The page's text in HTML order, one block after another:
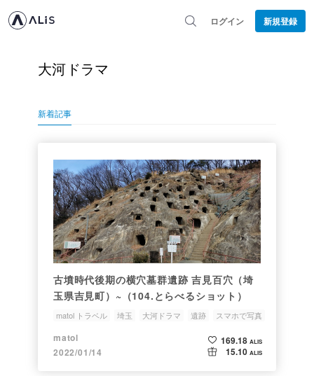
ログイン 新規登録
大河ドラマ
新着記事
古墳時代後期の横穴墓群遺跡 吉見百穴（埼
玉県吉見町）~（104.とらべるショット）
matol トラベル 埼玉 大河ドラマ 遺跡 スマホで写真
matol
2022/01/14
169.18 ALIS
15.10 ALIS